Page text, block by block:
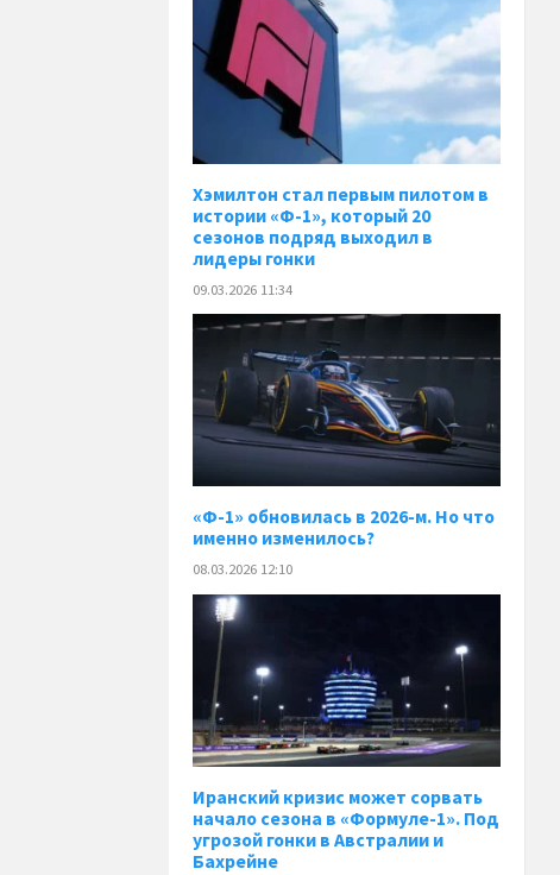
Хэмилтон стал первым пилотом в
истории «Ф-1», который 20
сезонов подряд выходил в
лидеры гонки
09.03.2026 11:34
«Ф-1» обновилась в 2026-м. Но что
именно изменилось?
08.03.2026 12:10
Иранский кризис может сорвать
начало сезона в «Формуле-1». Под
угрозой гонки в Австралии и
Бахрейне